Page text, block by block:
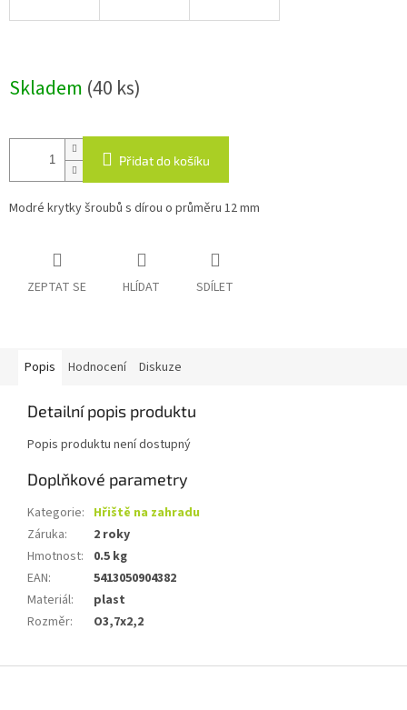
Skladem (40 ks)
Přidat do košíku
Modré krytky šroubů s dírou o průměru 12 mm
ZEPTAT SE HLÍDAT SDÍLET
Popis Hodnocení Diskuze
Detailní popis produktu
Popis produktu není dostupný
Doplňkové parametry
Kategorie: Hřiště na zahradu
Záruka:
2 roky
Hmotnost:
0.5 kg
EAN:
5413050904382
Materiál:
plast
Rozměr: O3,7x2,2